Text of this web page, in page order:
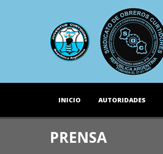
INICIO AUTORIDADES
PRENSA